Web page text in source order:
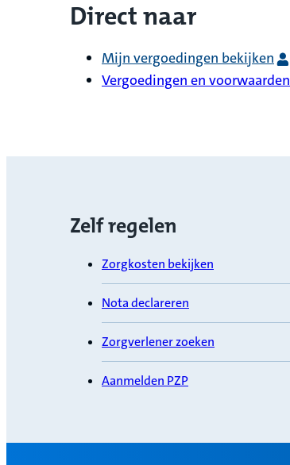
Direct naar
Mijn vergoedingen bekijken
Vergoedingen en voorwaarden
Zelf regelen
Zorgkosten bekijken
Nota declareren
Zorgverlener zoeken
Aanmelden PZP